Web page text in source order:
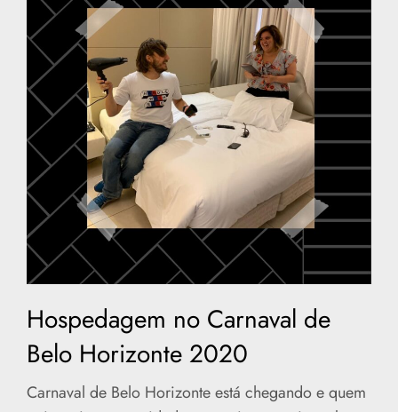
Hospedagem no Carnaval de
Belo Horizonte 2020
Carnaval de Belo Horizonte está chegando e quem